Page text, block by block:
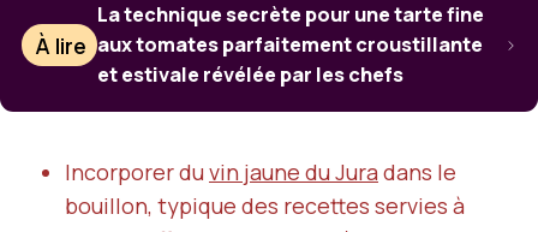
À lire
La technique secrète pour une tarte fine
aux tomates parfaitement croustillante
et estivale révélée par les chefs
Incorporer du vin jaune du Jura dans le
bouillon, typique des recettes servies à